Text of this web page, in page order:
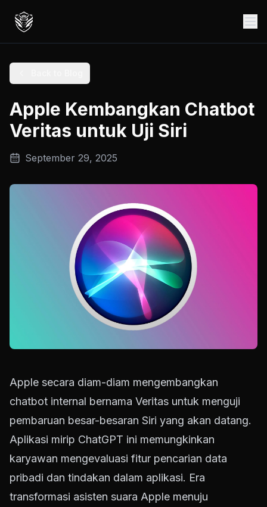
Apple Kembangkan Chatbot
Veritas untuk Uji Siri
September 29, 2025
Apple secara diam-diam mengembangkan
chatbot internal bernama Veritas untuk menguji
pembaruan besar-besaran Siri yang akan datang.
Aplikasi mirip ChatGPT ini memungkinkan
karyawan mengevaluasi fitur pencarian data
pribadi dan tindakan dalam aplikasi. Era
transformasi asisten suara Apple menuju